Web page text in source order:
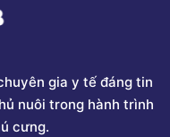
gia y tế đáng tin
nuôi trong hành trình
cưng.